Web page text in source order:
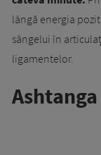
lângă energia
sângelui în
ligamentelor.
Ashtanga